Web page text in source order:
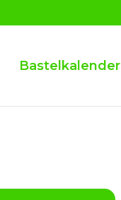
Bastelkalender